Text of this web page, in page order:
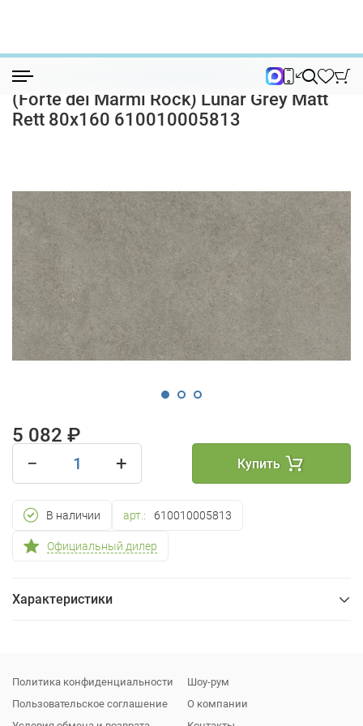
Керамогранит Керамогранит Форте дей Марми Рок (For...
Керамогранит Форте дей Марми Рок
(Forte dei Marmi Rock) Lunar Grey Matt
Rett 80x160 610010005813
5 082 ₽
−
+ Купить
В наличии арт.: 610010005813
Официальный дилер
Характеристики
Упаковка
Политика конфиденциальности
Пользовательское соглашение
Шоу-рум
О компании